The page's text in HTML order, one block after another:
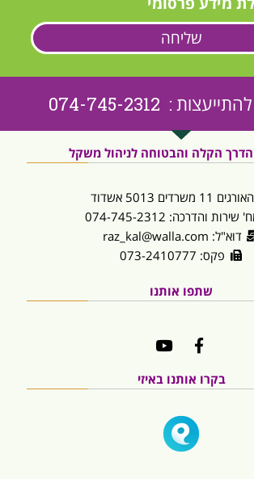
שליחה
: 074-745-2312
הדרך הקלה והבטוחה לניהול משקל
האורגים 11 משרדים 5013 אשדוד
שירות והדרכה: 074-745-2312
דוא"ל: raz_kal@walla.com
פקס: 073-2410777
שתפו אותנו
בקרו אותנו באיזי